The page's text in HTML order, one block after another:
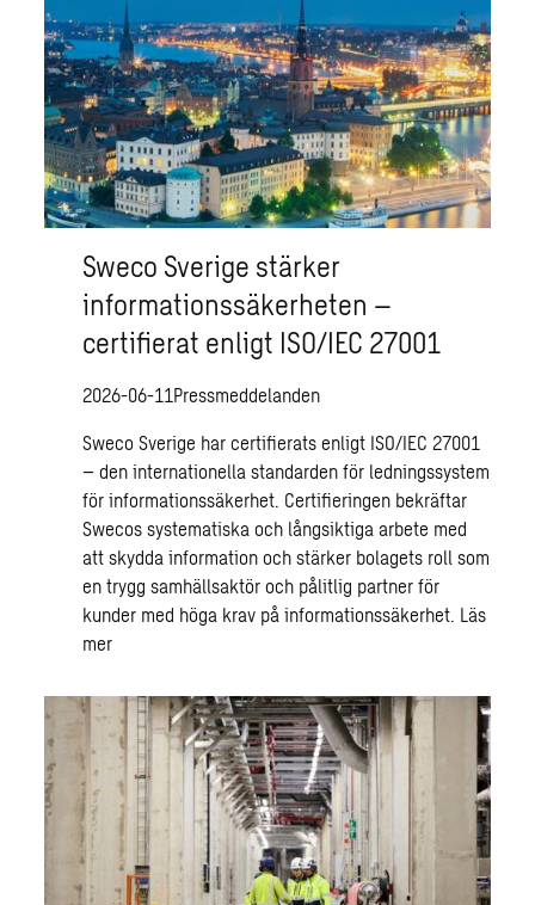
Sweco Sverige stärker
informationssäkerheten –
certifierat enligt ISO/IEC 27001
2026-06-11Pressmeddelanden
Sweco Sverige har certifierats enligt ISO/IEC 27001
– den internationella standarden för ledningssystem
för informationssäkerhet. Certifieringen bekräftar
Swecos systematiska och långsiktiga arbete med
att skydda information och stärker bolagets roll som
en trygg samhällsaktör och pålitlig partner för
kunder med höga krav på informationssäkerhet. Läs
mer